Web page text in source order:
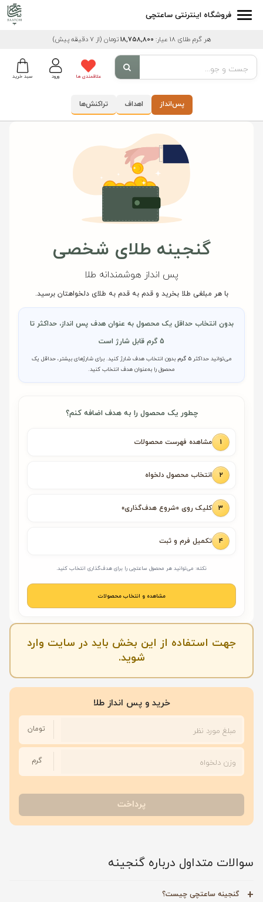
فروشگاه اینترنتی ساعتچی
هر گرم طلای 18 عیار: 18,758,800تومان (از 7 دقیقه پیش)
سبد خرید ورود علاقمندی ها
پس‌انداز اهداف تراکنش‌ها
گنجینه طلای شخصی
پس انداز هوشمندانه طلا
با هر مبلغی طلا بخرید و قدم به قدم به طلای دلخواهتان برسید.
بدون انتخاب حداقل یک محصول به عنوان هدف پس انداز، حداکثر تا
5 گرم قابل شارژ است
می‌توانید حداکثر5 گرم
بدون انتخاب هدف شارژ کنید. برای شارژهای بیشتر، حداقل یک
محصول را به‌عنوان هدف انتخاب کنید.
چطور یک محصول را به هدف اضافه کنم؟
۱ مشاهده فهرست محصولات
۲ انتخاب محصول دلخواه
۳ کلیک روی «شروع هدف‌گذاری»
۴ تکمیل فرم و ثبت
نکته: می‌توانید هر محصول ساعتچی را برای هدف‌گذاری انتخاب کنید.
مشاهده و انتخاب محصولات
جهت استفاده از این بخش باید در سایت وارد
شوید.
خرید و پس انداز طلا
تومان
گرم
پرداخت
سوالات متداول درباره گنجینه
گنجینه ساعتچی چیست؟